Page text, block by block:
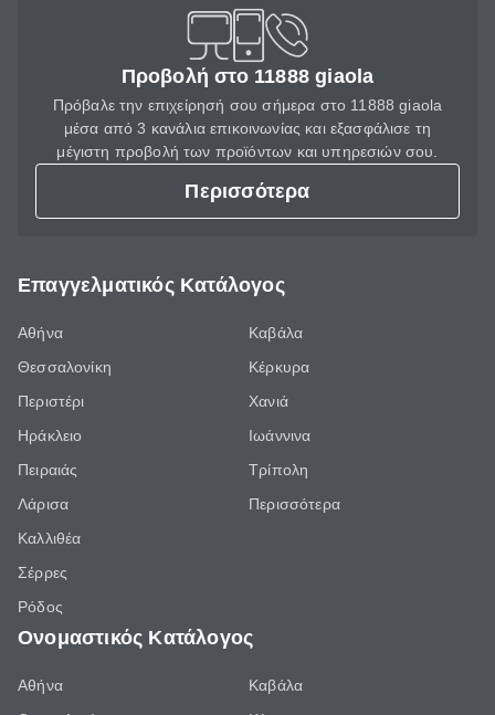
Προβολή στο 11888 giaola
Πρόβαλε την επιχείρησή σου σήμερα στο 11888 giaola
μέσα από 3 κανάλια επικοινωνίας και εξασφάλισε τη
μέγιστη προβολή των προϊόντων και υπηρεσιών σου.
Περισσότερα
Επαγγελματικός Κατάλογος
Αθήνα
Θεσσαλονίκη
Περιστέρι
Ηράκλειο
Πειραιάς
Λάρισα
Καλλιθέα
Σέρρες
Ρόδος
Καβάλα
Κέρκυρα
Χανιά
Ιωάννινα
Τρίπολη
Περισσότερα
Ονομαστικός Κατάλογος
Αθήνα
Καβάλα